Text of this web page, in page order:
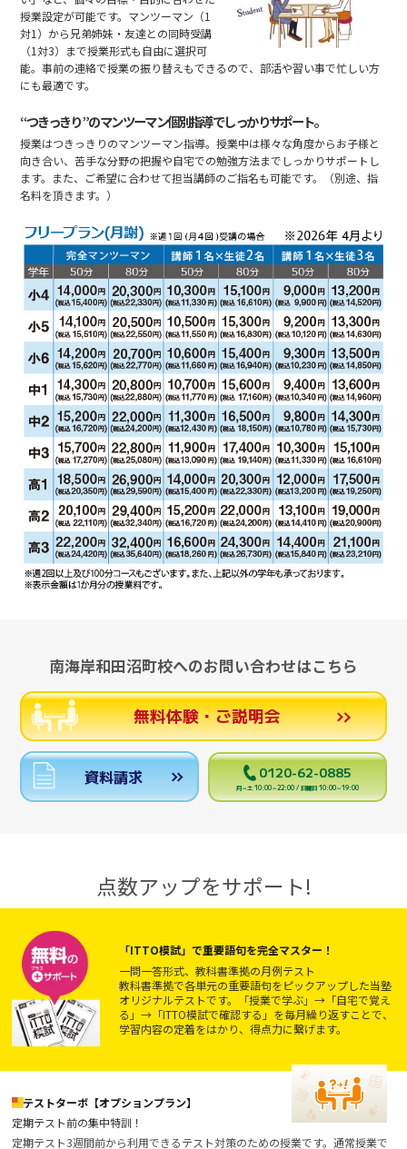
授業設定が可能です。マンツーマン（1
対1）から兄弟姉妹・友達との同時受講
（1対3）まで授業形式も自由に選択可
能。事前の連絡で授業の振り替えもできるので、部活や習い事で忙しい方
にも最適です。
“つきっきり”のマンツーマン個別指導でしっかりサポート。
授業はつきっきりのマンツーマン指導。授業中は様々な角度からお子様と
向き合い、苦手な分野の把握や自宅での勉強方法までしっかりサポートし
ます。また、ご希望に合わせて担当講師のご指名も可能です。（別途、指
名料を頂きます。）
南海岸和田沼町校へのお問い合わせはこちら
無料体験・ご説明会
資料請求 0120-62-0885
月～土 10:00～22:00 / 日曜日 10:00～19:00
点数アップをサポート!
「ITTO模試」で重要語句を完全マスター！
一問一答形式、教科書準拠の月例テスト
教科書準拠で各単元の重要語句をピックアップした当塾
オリジナルテストです。「授業で学ぶ」→「自宅で覚え
る」→「ITTO模試で確認する」を毎月繰り返すことで、
学習内容の定着をはかり、得点力に繋げます。
テストターボ【オプションプラン】
定期テスト前の集中特訓！
定期テスト3週間前から利用できるテスト対策のための授業です。通常授業で